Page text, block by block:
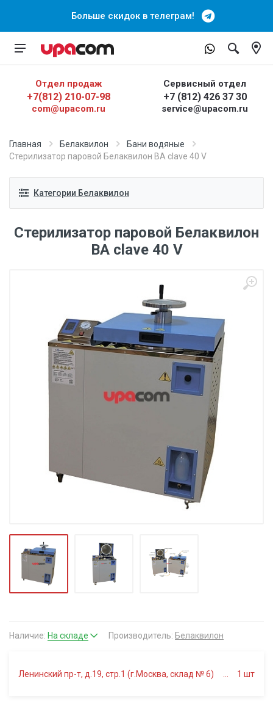
Больше скидок в телеграм!
Отдел продаж
+7(812) 210-07-98
com@upacom.ru
Сервисный отдел
+7 (812) 426 37 30
service@upacom.ru
Главная Белаквилон
Бани водяные
Стерилизатор паровой Белаквилон BA clave 40 V
Категории Белаквилон
Стерилизатор паровой Белаквилон
BA clave 40 V
Наличие: На складе Производитель: Белаквилон
Ленинский пр-т, д.19, стр.1 (г.Москва, склад № 6) 1 шт